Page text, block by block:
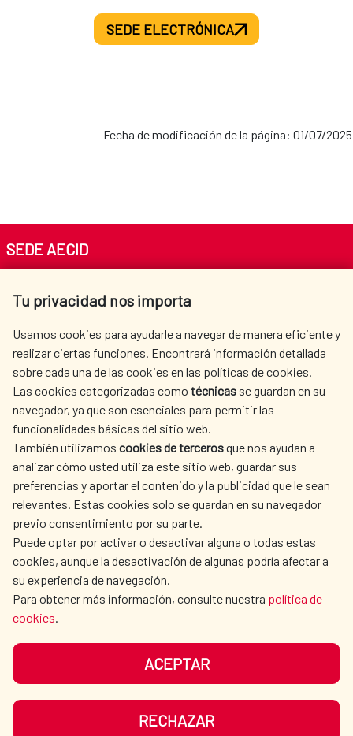
SEDE ELECTRÓNICA
Fecha de modificación de la página: 01/07/2025
Tu privacidad nos importa
Usamos cookies para ayudarle a navegar de manera eficiente y
realizar ciertas funciones. Encontrará información detallada
sobre cada una de las cookies en las políticas de cookies.
Las cookies categorizadas como técnicas se guardan en su
navegador, ya que son esenciales para permitir las
funcionalidades básicas del sitio web.
También utilizamos cookies de tercerosque nos ayudan a
analizar cómo usted utiliza este sitio web, guardar sus
preferencias y aportar el contenido y la publicidad que le sean
relevantes. Estas cookies solo se guardan en su navegador
previo consentimiento por su parte.
Puede optar por activar o desactivar alguna o todas estas
cookies, aunque la desactivación de algunas podría afectar a
su experiencia de navegación.
Para obtener más información, consulte nuestra política de
cookies.
ACEPTAR
RECHAZAR
SEDE AECID
Tel. +34 900 20 30 54​​​​​​​
AECID
WHERE DO WE COOPERATE?
SPANISH HUMANITARIAN
ACTION
PRESS ROOM
CULTURE AND SCIENCE LIBRARY
OUR SOCIAL MEDIA
DATA PROTECTION
SITEMAP